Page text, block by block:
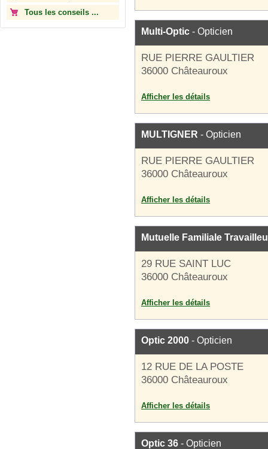
Tous les conseils ...
Multi-Optic - Opticien
RUE PIERRE GAULTIER
36000 Châteauroux
Afficher les détails
MULTIGNER - Opticien
RUE PIERRE GAULTIER
36000 Châteauroux
Afficher les détails
Mutuelle Familiale
29 RUE SAINT LUC
36000 Châteauroux
Afficher les détails
Optic 2000 - Opticien
12 RUE DE LA POSTE
36000 Châteauroux
Afficher les détails
Optic 36 - Opticien